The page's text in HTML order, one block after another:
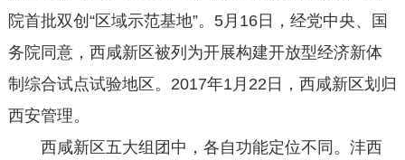
院首批双创“区域示范基地”。5月16日，经党中央、国
务院同意，西咸新区被列为开展构建开放型经济新体
制综合试点试验地区。2017年1月22日，西咸新区划归
西安管理。
西咸新区五大组团中，各自功能定位不同。沣西